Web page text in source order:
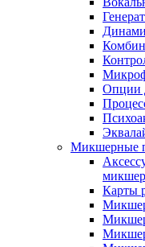
Опции
Микшерные
Карты